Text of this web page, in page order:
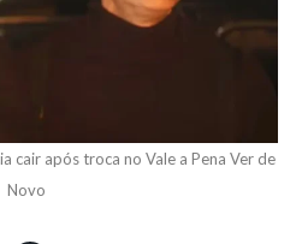
cair após troca no Vale a Pena Ver de
Novo